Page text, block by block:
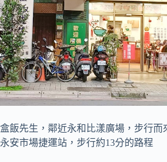
盒飯先生，鄰近永和比漾廣場，步行而
永安市場捷運站，步行約13分的路程